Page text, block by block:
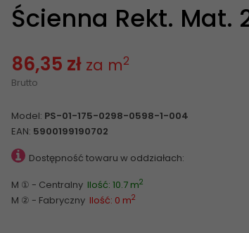
Ścienna Rekt. Mat.
86,35 zł za m2
Brutto
Model: PS-01-175-0298-0598-1-004
EAN: 5900199190702
Dostępność towaru w oddziałach:
M ① - Centralny Ilość: 10.7 m2
M ② - Fabryczny Ilość: 0 m2